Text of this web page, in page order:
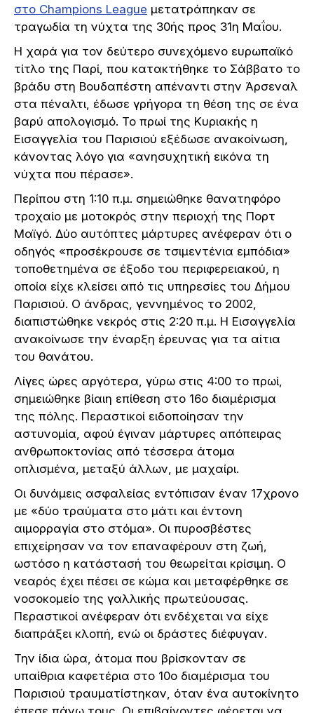
στο Champions League μετατράπηκαν σε
τραγωδία τη νύχτα της 30ής προς 31η Μαΐου.
Η χαρά για τον δεύτερο συνεχόμενο ευρωπαϊκό
τίτλο της Παρί, που κατακτήθηκε το Σάββατο το
βράδυ στη Βουδαπέστη απέναντι στην Άρσεναλ
στα πέναλτι, έδωσε γρήγορα τη θέση της σε ένα
βαρύ απολογισμό. Το πρωί της Κυριακής η
Εισαγγελία του Παρισιού εξέδωσε ανακοίνωση,
κάνοντας λόγο για «ανησυχητική εικόνα τη
νύχτα που πέρασε».
Περίπου στη 1:10 π.μ. σημειώθηκε θανατηφόρο
τροχαίο με μοτοκρός στην περιοχή της Πορτ
Μαϊγό. Δύο αυτόπτες μάρτυρες ανέφεραν ότι ο
οδηγός «προσέκρουσε σε τσιμεντένια εμπόδια»
τοποθετημένα σε έξοδο του περιφερειακού, η
οποία είχε κλείσει από τις υπηρεσίες του Δήμου
Παρισιού. Ο άνδρας, γεννημένος το 2002,
διαπιστώθηκε νεκρός στις 2:20 π.μ. Η Εισαγγελία
ανακοίνωσε την έναρξη έρευνας για τα αίτια
του θανάτου.
Λίγες ώρες αργότερα, γύρω στις 4:00 το πρωί,
σημειώθηκε βίαιη επίθεση στο 16ο διαμέρισμα
της πόλης. Περαστικοί ειδοποίησαν την
αστυνομία, αφού έγιναν μάρτυρες απόπειρας
ανθρωποκτονίας από τέσσερα άτομα
οπλισμένα, μεταξύ άλλων, με μαχαίρι.
Οι δυνάμεις ασφαλείας εντόπισαν έναν 17χρονο
με «δύο τραύματα στο μάτι και έντονη
αιμορραγία στο στόμα». Οι πυροσβέστες
επιχείρησαν να τον επαναφέρουν στη ζωή,
ωστόσο η κατάστασή του θεωρείται κρίσιμη. Ο
νεαρός έχει πέσει σε κώμα και μεταφέρθηκε σε
νοσοκομείο της γαλλικής πρωτεύουσας.
Περαστικοί ανέφεραν ότι ενδέχεται να είχε
διαπράξει κλοπή, ενώ οι δράστες διέφυγαν.
Την ίδια ώρα, άτομα που βρίσκονταν σε
υπαίθρια καφετέρια στο 10ο διαμέρισμα του
Παρισιού τραυματίστηκαν, όταν ένα αυτοκίνητο